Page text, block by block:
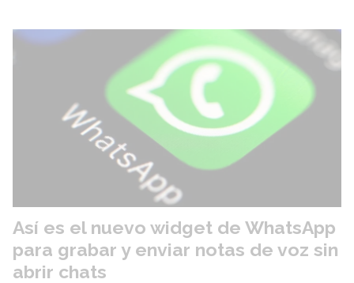
Así es el nuevo widget de WhatsApp
para grabar y enviar notas de voz sin
abrir chats